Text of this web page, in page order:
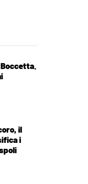
il
i